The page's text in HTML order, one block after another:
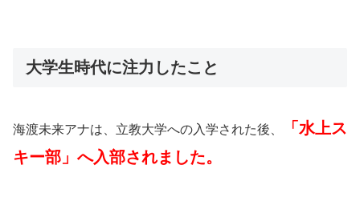
大学生時代に注力したこと
海渡未来アナは、立教大学への入学された後、
「水上ス
キー部」へ入部されました。